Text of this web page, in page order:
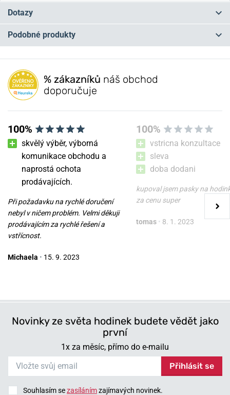
Dotazy
Máte otázku? Zanechte nám komentář
Přidat dotaz
Podobné produkty
Řemínek Wenger 07.2117.010
Skladem v úterý 11. 8. u vás
1 100 Kč
07.3022.029
1 100 Kč
% zákazníků náš obchod
doporučuje
100%
skvělý výběr, výborná
komunikace obchodu a
naprostá ochota
prodávajících.
Při požadavku na rychlé doručení
nebyl v ničem problém. Velmi děkuji
prodávajícím za rychlé řešení a
vstřícnost.
Michaela • 15. 9. 2023
100%
vstricna konzultace
sleva
doba dodani
kupoval jsem pasky na
za cenu super
tomas • 8. 1. 2023
Novinky ze světa hodinek budete vědět jako
první
1x za měsíc, přímo do e-mailu
Přihlásit se
Souhlasím sezasílánímzajímavých novinek.